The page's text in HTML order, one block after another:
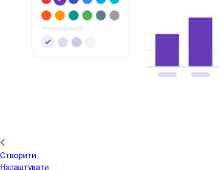
Створити
Налаштувати